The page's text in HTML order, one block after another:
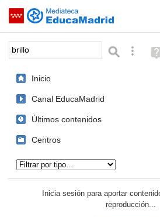
Saltar navegación
Palabra o frase: Búsqueda
(en
Inicio
Canal EducaMadrid
Últimos contenidos
Centros
Inicia sesión para aportar
reproducción...